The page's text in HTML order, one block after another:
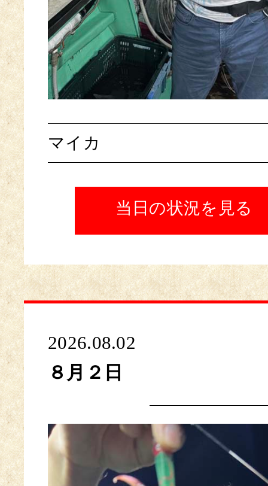
マイカ
当日の状況を見る
2026.08.02
８月２日